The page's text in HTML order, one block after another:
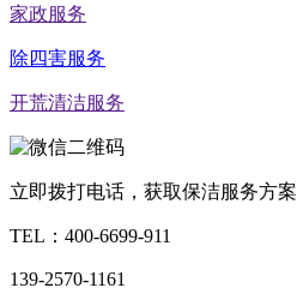
家政服务
除四害服务
开荒清洁服务
立即拨打电话，获取保洁服务方案
TEL： 400-6699-911
139-2570-1161